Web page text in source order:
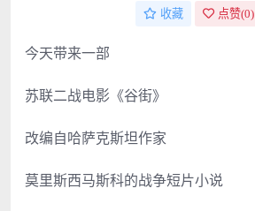
收藏 点赞(0)
今天带来一部
苏联二战电影《谷街》
改编自哈萨克斯坦作家
莫里斯西马斯科的战争短片小说